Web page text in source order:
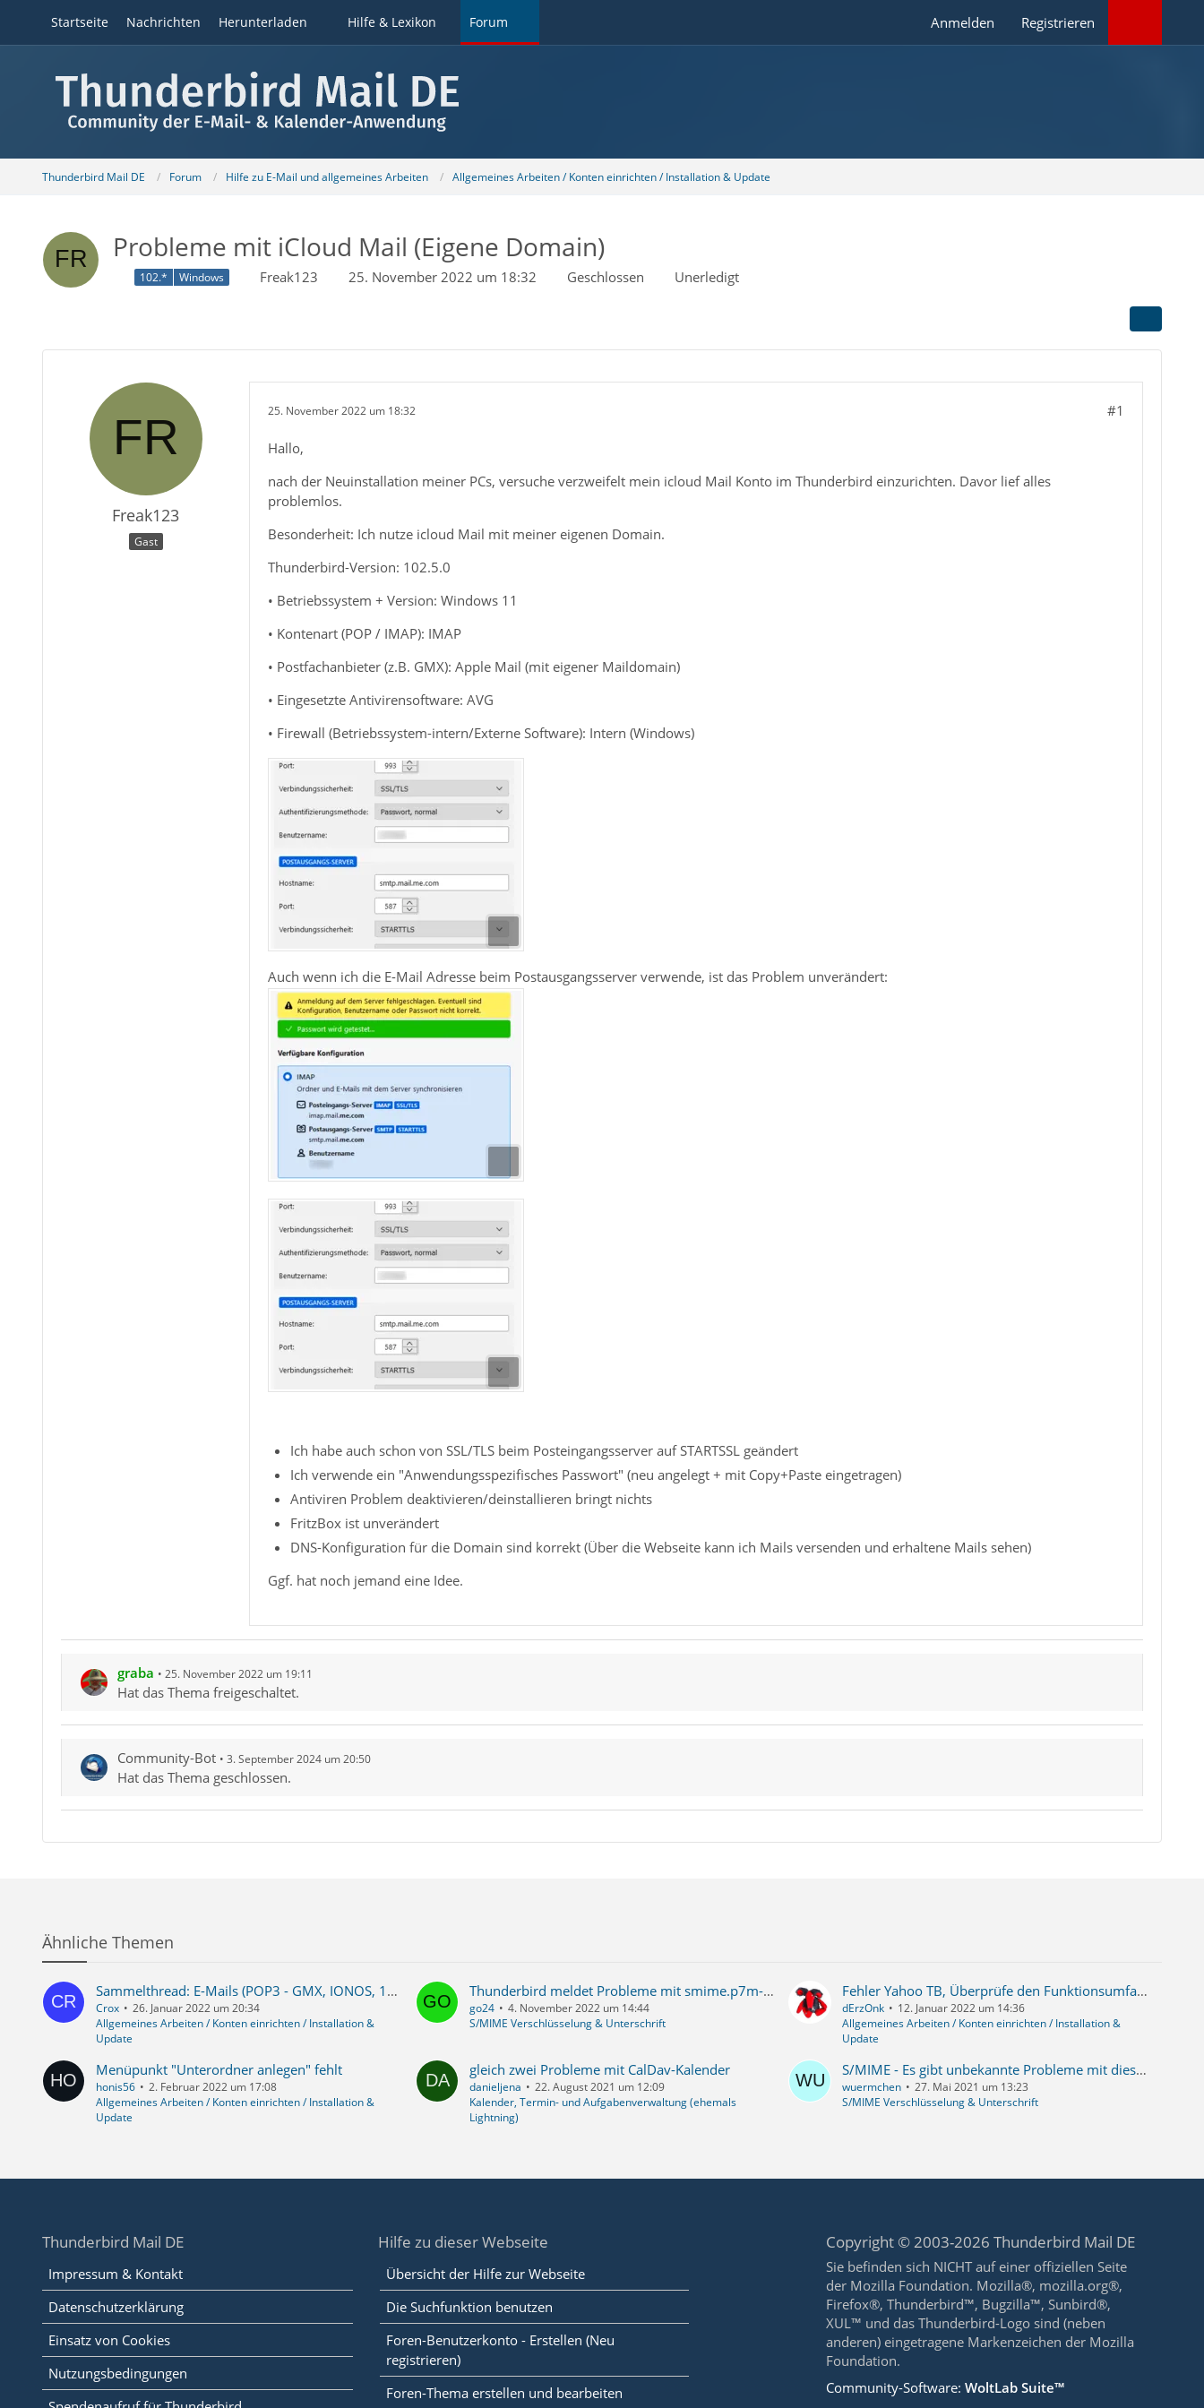
Startseite Nachrichten Herunterladen Hilfe & Lexikon Forum Anmelden Registrieren
Thunderbird Mail DE Forum Hilfe zu E-Mail und allgemeines Arbeiten Allgemeines Arbeiten / Konten einrichten / Installation & Update
Probleme mit iCloud Mail (Eigene Domain)
102.* Windows Freak123 25. November 2022 um 18:32 Geschlossen Unerledigt
Freak123
Gast
25. November 2022 um 18:32 #1
Hallo,
nach der Neuinstallation meiner PCs, versuche verzweifelt mein icloud Mail Konto im Thunderbird einzurichten. Davor lief alles
problemlos.
Besonderheit: Ich nutze icloud Mail mit meiner eigenen Domain.
Thunderbird-Version: 102.5.0
• Betriebssystem + Version: Windows 11
• Kontenart (POP / IMAP): IMAP
• Postfachanbieter (z.B. GMX): Apple Mail (mit eigener Maildomain)
• Eingesetzte Antivirensoftware: AVG
• Firewall (Betriebssystem-intern/Externe Software): Intern (Windows)
Auch wenn ich die E-Mail Adresse beim Postausgangsserver verwende, ist das Problem unverändert:
Ich habe auch schon von SSL/TLS beim Posteingangsserver auf STARTSSL geändert
Ich verwende ein "Anwendungsspezifisches Passwort" (neu angelegt + mit Copy+Paste eingetragen)
Antiviren Problem deaktivieren/deinstallieren bringt nichts
FritzBox ist unverändert
DNS-Konfiguration für die Domain sind korrekt (Über die Webseite kann ich Mails versenden und erhaltene Mails sehen)
Ggf. hat noch jemand eine Idee.
graba 25. November 2022 um 19:11
Hat das Thema freigeschaltet.
Community-Bot 3. September 2024 um 20:50
Hat das Thema geschlossen.
Ähnliche Themen
Sammelthread: E-Mails (POP3 - GMX, IONOS, 1&1, web.de etc.) werden nicht mehr bei Start abgerufen
Crox
26. Januar 2022 um 20:34
Allgemeines Arbeiten / Konten einrichten / Installation &
Update
Thunderbird meldet Probleme mit smime.p7m-Dateien
go24
4. November 2022 um 14:44
S/MIME Verschlüsselung & Unterschrift
Fehler Yahoo TB, Überprüfe den Funktionsumfang des Mail-Servers, Der Server imap.mail.yahoo.com hat die Verbindung abgebrochen - Lösung!?
dErzOnk
12. Januar 2022 um 14:36
Allgemeines Arbeiten / Konten einrichten / Installation &
Update
Menüpunkt "Unterordner anlegen" fehlt
honis56
2. Februar 2022 um 17:08
Allgemeines Arbeiten / Konten einrichten / Installation &
Update
gleich zwei Probleme mit CalDav-Kalender
danieljena
22. August 2021 um 12:09
Kalender, Termin- und Aufgabenverwaltung (ehemals
Lightning)
S/MIME - Es gibt unbekannte Probleme mit dieser verschlüsselten Mail.
wuermchen
27. Mai 2021 um 13:23
S/MIME Verschlüsselung & Unterschrift
Thunderbird Mail DE
Impressum & Kontakt
Datenschutzerklärung
Einsatz von Cookies
Nutzungsbedingungen
Hilfe zu dieser Webseite
Übersicht der Hilfe zur Webseite
Die Suchfunktion benutzen
Foren-Benutzerkonto - Erstellen (Neu
registrieren)
Foren-Thema erstellen und bearbeiten
Copyright © 2003-2026 Thunderbird Mail DE
Sie befinden sich NICHT auf einer offiziellen Seite
der Mozilla Foundation. Mozilla®, mozilla.org®,
Firefox®, Thunderbird™, Bugzilla™, Sunbird®,
XUL™ und das Thunderbird-Logo sind (neben
anderen) eingetragene Markenzeichen der Mozilla
Foundation.
Community-Software:WoltLab Suite™